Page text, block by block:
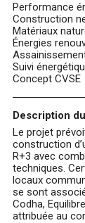
Performance
Construction
Matériaux
Énergies
Suivi
Concept CVSE
Description
Le projet
construction
R+3 avec
techniques.
locaux
se sont
Codha,
attribuée au